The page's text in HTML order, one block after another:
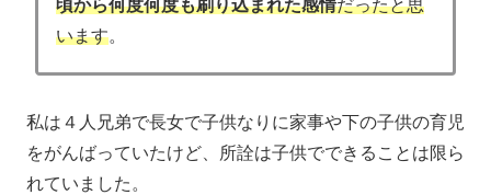
頃から何度何度も刷り込まれた感情だったと思
います。
私は４人兄弟で長女で子供なりに家事や下の子供の育児
をがんばっていたけど、所詮は子供でできることは限ら
れていました。